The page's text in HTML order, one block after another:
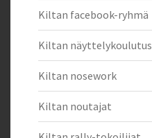
Kiltan facebook-ryhmä
Kiltan näyttelykoulutus
Kiltan nosework
Kiltan noutajat